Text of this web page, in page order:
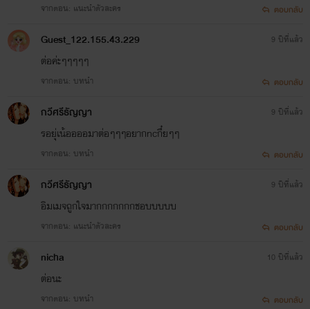
จากตอน: แนะนำตัวละคร ตอบกลับ
Guest_122.155.43.229
ต่อค่ะๆๆๆๆๆ
จากตอน: บทนำ
9 ปีที่แล้ว
ตอบกลับ
กวีศรีธัญญา
รอยุ่เน้ออออมาต่อๆๆๆอยากncกึ๋ยๆๆ
จากตอน: บทนำ
9 ปีที่แล้ว
ตอบกลับ
กวีศรีธัญญา
อิมเมจถูกใจมากกกกกกกชอบบบบบ
จากตอน: แนะนำตัวละคร
9 ปีที่แล้ว
ตอบกลับ
nicha
ต่อนะ
จากตอน: บทนำ
10 ปีที่แล้ว
ตอบกลับ